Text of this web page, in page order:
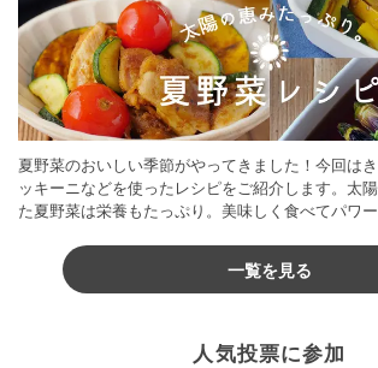
夏野菜のおいしい季節がやってきました！今回は
ッキーニなどを使ったレシピをご紹介します。太
た夏野菜は栄養もたっぷり。美味しく食べてパワ
一覧を見る
人気投票に参加